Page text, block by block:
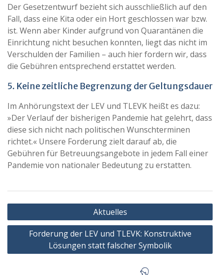
Der Gesetzentwurf bezieht sich ausschließlich auf den
Fall, dass eine Kita oder ein Hort geschlossen war bzw.
ist. Wenn aber Kinder aufgrund von Quarantänen die
Einrichtung nicht besuchen konnten, liegt das nicht im
Verschulden der Familien – auch hier fordern wir, dass
die Gebühren entsprechend erstattet werden.
5. Keine zeitliche Begrenzung der Geltungsdauer
Im Anhörungstext der LEV und TLEVK heißt es dazu:
»Der Verlauf der bisherigen Pandemie hat gelehrt, dass
diese sich nicht nach politischen Wunschterminen
richtet.« Unsere Forderung zielt darauf ab, die
Gebühren für Betreuungsangebote in jedem Fall einer
Pandemie von nationaler Bedeutung zu erstatten.
Beitragsnavigation
Aktuelles
Forderung der LEV und TLEVK: Konstruktive
Lösungen statt falscher Symbolik